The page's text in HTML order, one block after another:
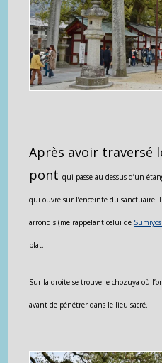
Après avoir traversé
pontqui passe au dessus d’un
qui ouvre sur l’enceinte du sanctuaire.
arrondis (me rappelant celui de
plat.
Sur la droite se trouve le chozuya où
avant de pénétrer dans le lieu sacré.